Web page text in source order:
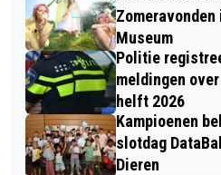
Museum
Politie
meldingen
helft 2026
Kampioenen
slotdag
Dieren